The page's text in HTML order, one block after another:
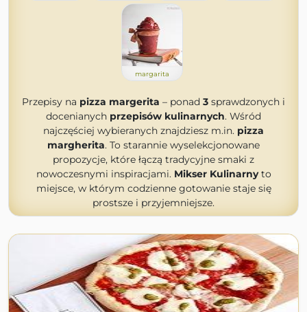
margarita
Przepisy na pizza margerita – ponad 3 sprawdzonych i
docenianych przepisów kulinarnych. Wśród
najczęściej wybieranych znajdziesz m.in. pizza
margherita. To starannie wyselekcjonowane
propozycje, które łączą tradycyjne smaki z
nowoczesnymi inspiracjami. Mikser Kulinarnyto
miejsce, w którym codzienne gotowanie staje się
prostsze i przyjemniejsze.